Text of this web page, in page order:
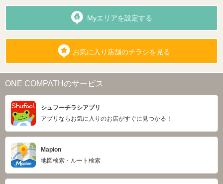
Myエリアを設定する
お気に入り店舗のチラシを見る
ONE COMPATHのサービス
シュフーチラシアプリ
アプリならお気に入りのお店がすぐに見つかる！
Mapion
地図検索・ルート検索